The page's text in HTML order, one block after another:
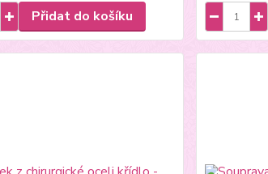
Přidat do košíku